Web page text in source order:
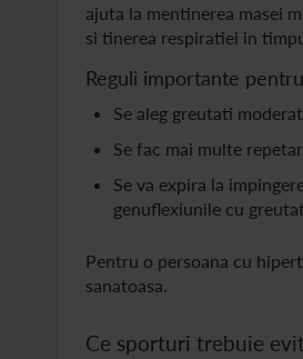
ajuta la mentinerea masei
si tinerea respiratiei in
Reguli importante
Se aleg greutati
Se fac mai multe
Se va expira la
genuflexiunile cu
Pentru o persoana cu
sanatoasa.
Ce sporturi trebuie